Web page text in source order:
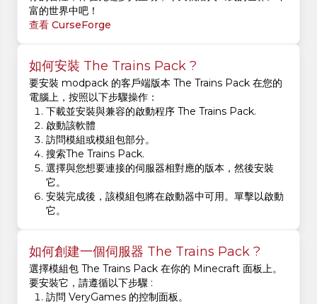
富的世界中吧！
查看 CurseForge
如何安裝 The Trains Pack ?
要安裝 modpack 的客戶端版本 The Trains Pack 在您的
電腦上，按照以下步驟操作：
下載並安裝與兼容的啟動程序 The Trains Pack.
啟動該軟體
訪問模組或模組包部分。
搜索The Trains Pack.
選擇與您想要連接的伺服器相對應的版本，然後安裝
它。
安裝完成後，該模組包將在啟動器中可用。單擊以啟動
它。
如何創建一個伺服器 The Trains Pack ?
選擇模組包 The Trains Pack 在你的 Minecraft 面板上。
要安裝它，請遵循以下步驟 :
訪問 VeryGames 的控制面板。